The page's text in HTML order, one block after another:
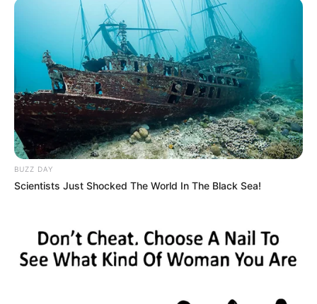
CARGAR MÁS
TEMAS DESTACADOS
EMERGENCIAS POR LLUVIAS
FUERTES LLUVIAS
VIA AL LLANO
LIGA BETPLAY
METRO DE MEDELLÍN
CORTES DE LUZ
FENÓMENO DEL NIÑO
BUZZ DAY
Scientists Just Shocked The World In The Black Sea!